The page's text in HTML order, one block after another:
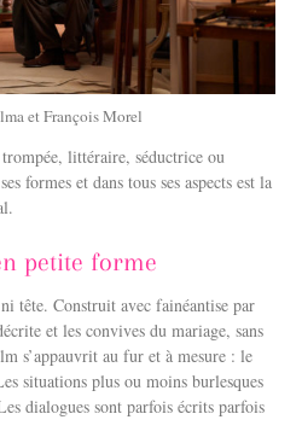
et François Morel
littéraire, séductrice ou
formes et dans tous ses aspects est la
petite forme
tête. Construit avec fainéantise par
et les convives du mariage, sans
s’appauvrit au fur et à mesure : le
situations plus ou moins burlesques
dialogues sont parfois écrits parfois